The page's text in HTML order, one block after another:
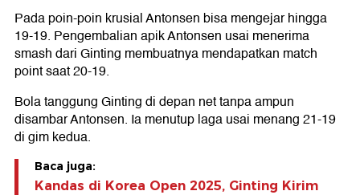
Pada poin-poin krusial Antonsen bisa mengejar hingga
19-19. Pengembalian apik Antonsen usai menerima
smash dari Ginting membuatnya mendapatkan match
point saat 20-19.
Bola tanggung Ginting di depan net tanpa ampun
disambar Antonsen. Ia menutup laga usai menang 21-19
di gim kedua.
Baca juga:
Kandas di Korea Open 2025, Ginting Kirim